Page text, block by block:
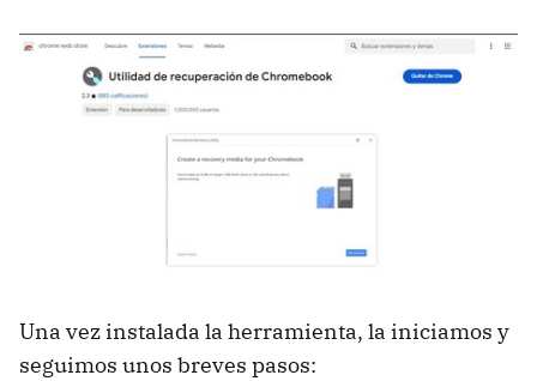
Una vez instalada la herramienta, la iniciamos y
seguimos unos breves pasos: